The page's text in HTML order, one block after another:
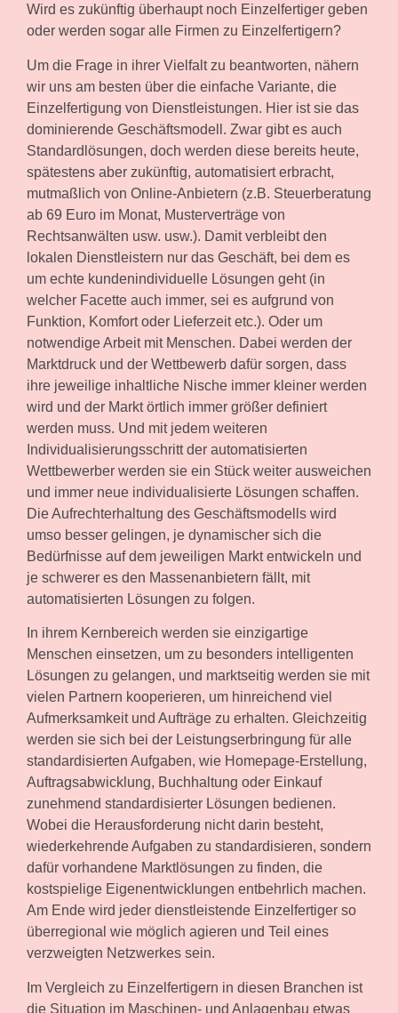
Wird es zukünftig überhaupt noch Einzelfertiger geben
oder werden sogar alle Firmen zu Einzelfertigern?
Um die Frage in ihrer Vielfalt zu beantworten, nähern
wir uns am besten über die einfache Variante, die
Einzelfertigung von Dienstleistungen. Hier ist sie das
dominierende Geschäftsmodell. Zwar gibt es auch
Standardlösungen, doch werden diese bereits heute,
spätestens aber zukünftig, automatisiert erbracht,
mutmaßlich von Online-Anbietern (z.B. Steuerberatung
ab 69 Euro im Monat, Musterverträge von
Rechtsanwälten usw. usw.). Damit verbleibt den
lokalen Dienstleistern nur das Geschäft, bei dem es
um echte kundenindividuelle Lösungen geht (in
welcher Facette auch immer, sei es aufgrund von
Funktion, Komfort oder Lieferzeit etc.). Oder um
notwendige Arbeit mit Menschen. Dabei werden der
Marktdruck und der Wettbewerb dafür sorgen, dass
ihre jeweilige inhaltliche Nische immer kleiner werden
wird und der Markt örtlich immer größer definiert
werden muss. Und mit jedem weiteren
Individualisierungsschritt der automatisierten
Wettbewerber werden sie ein Stück weiter ausweichen
und immer neue individualisierte Lösungen schaffen.
Die Aufrechterhaltung des Geschäftsmodells wird
umso besser gelingen, je dynamischer sich die
Bedürfnisse auf dem jeweiligen Markt entwickeln und
je schwerer es den Massenanbietern fällt, mit
automatisierten Lösungen zu folgen.
In ihrem Kernbereich werden sie einzigartige
Menschen einsetzen, um zu besonders intelligenten
Lösungen zu gelangen, und marktseitig werden sie mit
vielen Partnern kooperieren, um hinreichend viel
Aufmerksamkeit und Aufträge zu erhalten. Gleichzeitig
werden sie sich bei der Leistungserbringung für alle
standardisierten Aufgaben, wie Homepage-Erstellung,
Auftragsabwicklung, Buchhaltung oder Einkauf
zunehmend standardisierter Lösungen bedienen.
Wobei die Herausforderung nicht darin besteht,
wiederkehrende Aufgaben zu standardisieren, sondern
dafür vorhandene Marktlösungen zu finden, die
kostspielige Eigenentwicklungen entbehrlich machen.
Am Ende wird jeder dienstleistende Einzelfertiger so
überregional wie möglich agieren und Teil eines
verzweigten Netzwerkes sein.
Im Vergleich zu Einzelfertigern in diesen Branchen ist
die Situation im Maschinen- und Anlagenbau etwas